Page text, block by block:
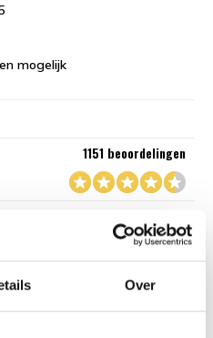
Over
mogelijk
1151 beoordelingen
en kwaliteit
varianten: